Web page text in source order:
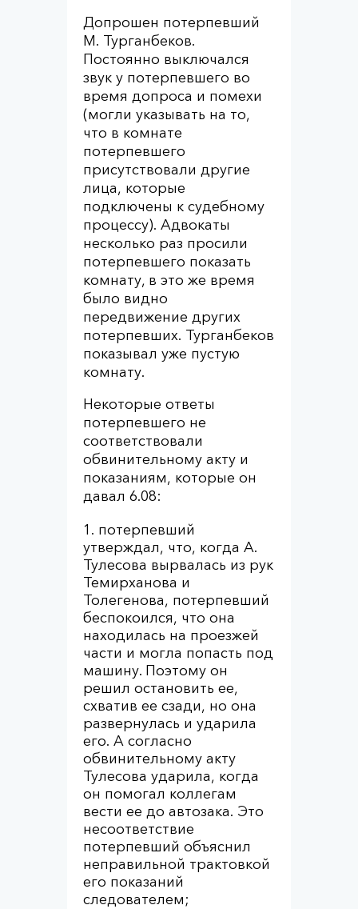
Допрошен потерпевший
М. Турганбеков.
Постоянно выключался
звук у потерпевшего во
время допроса и помехи
(могли указывать на то,
что в комнате
потерпевшего
присутствовали другие
лица, которые
подключены к судебному
процессу). Адвокаты
несколько раз просили
потерпевшего показать
комнату, в это же время
было видно
передвижение других
потерпевших. Турганбеков
показывал уже пустую
комнату.
Некоторые ответы
потерпевшего не
соответствовали
обвинительному акту и
показаниям, которые он
давал 6.08:
потерпевший
утверждал, что, когда А.
Тулесова вырвалась из рук
Темирханова и
Толегенова, потерпевший
беспокоился, что она
находилась на проезжей
части и могла попасть под
машину. Поэтому он
решил остановить ее,
схватив ее сзади, но она
развернулась и ударила
его. А согласно
обвинительному акту
Тулесова ударила, когда
он помогал коллегам
вести ее до автозака. Это
несоответствие
потерпевший объяснил
неправильной трактовкой
его показаний
следователем;